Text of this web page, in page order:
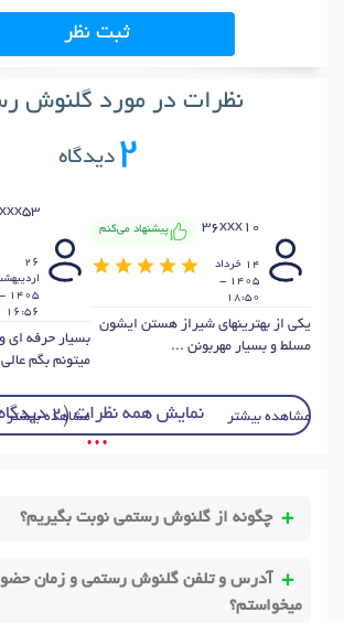
ثبت نظر
نظرات در مورد گلنوش
2دیدگاه
36xxx10 پیشنهاد می‌کنم
14 خرداد
1405 -
18:50
یکی از بهترینهای شیراز هستن ایشون
مسلط و بسیار مهربونن ...
مشاهده بیشتر
26
1405 -
16:56
بسیار حرفه
میتونم بگم
مشاهده بیشترنمایش همه نظرات (2 دیدگاه)
• • •
چگونه از گلنوش رستمی نوبت بگیریم؟
آدرس و تلفن گلنوش رستمی و زمان
میخواستم؟